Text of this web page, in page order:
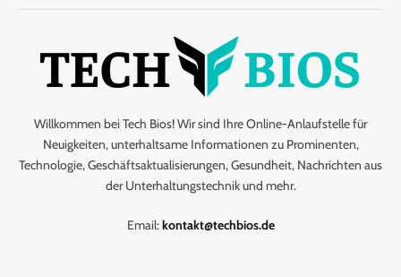
Willkommen bei Tech Bios! Wir sind Ihre Online-Anlaufstelle für
Neuigkeiten, unterhaltsame Informationen zu Prominenten,
Technologie, Geschäftsaktualisierungen, Gesundheit, Nachrichten aus
der Unterhaltungstechnik und mehr.
Email: kontakt@techbios.de